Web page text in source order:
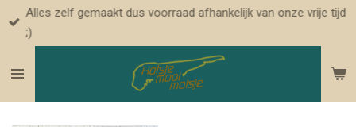
Ga
direct
de
Alles zelf gemaakt dus voorraad afhankelijk van onze vrije tijd
;)